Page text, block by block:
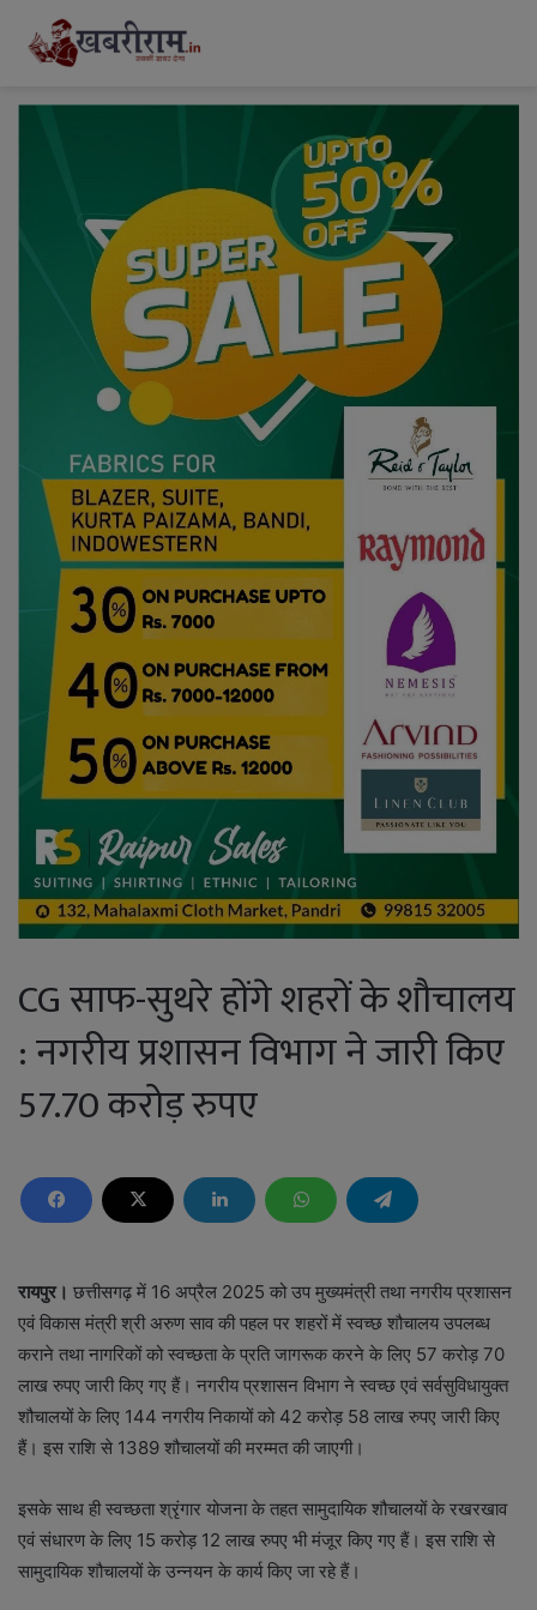
CG साफ-सुथरे होंगे शहरों के शौचालय
: नगरीय प्रशासन विभाग ने जारी किए
57.70 करोड़ रुपए
रायपुर। छत्तीसगढ़ में 16 अप्रैल 2025 को उप मुख्यमंत्री तथा नगरीय प्रशासन
एवं विकास मंत्री श्री अरुण साव की पहल पर शहरों में स्वच्छ शौचालय उपलब्ध
कराने तथा नागरिकों को स्वच्छता के प्रति जागरूक करने के लिए 57 करोड़ 70
लाख रुपए जारी किए गए हैं। नगरीय प्रशासन विभाग ने स्वच्छ एवं सर्वसुविधायुक्त
शौचालयों के लिए 144 नगरीय निकायों को 42 करोड़ 58 लाख रुपए जारी किए
हैं। इस राशि से 1389 शौचालयों की मरम्मत की जाएगी।
इसके साथ ही स्वच्छता श्रृंगार योजना के तहत सामुदायिक शौचालयों के रखरखाव
एवं संधारण के लिए 15 करोड़ 12 लाख रुपए भी मंजूर किए गए हैं। इस राशि से
सामुदायिक शौचालयों के उन्नयन के कार्य किए जा रहे हैं।